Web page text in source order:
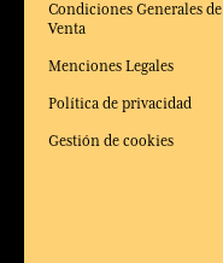
Condiciones Generales de
Venta
Menciones Legales
Política de privacidad
Gestión de cookies